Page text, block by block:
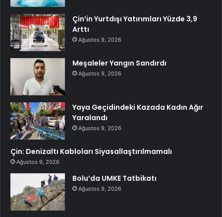
Çin’in Yurtdışı Yatırımları Yüzde 3,9
Arttı
Ağustos 9, 2026
Meşaleler Yangın Sandırdı
Ağustos 9, 2026
Yaya Geçidindeki Kazada Kadın Ağır
Yaralandı
Ağustos 9, 2026
Çin: Denizaltı Kabloları Siyasallaştırılmamalı
Ağustos 9, 2026
Bolu’da UMKE Tatbikatı
Ağustos 9, 2026